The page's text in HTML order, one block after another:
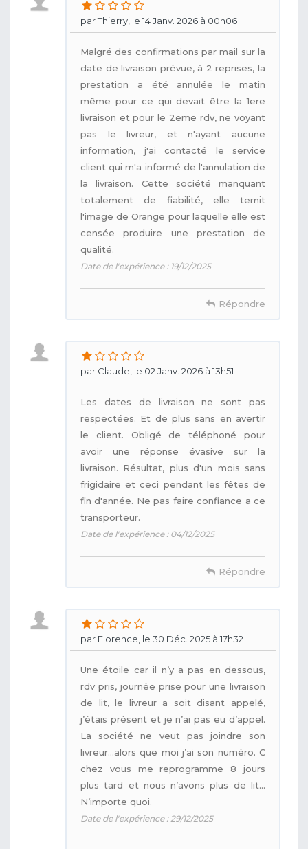
par Thierry, le 14 Janv. 2026 à 00h06
Malgré des confirmations par mail sur la
date de livraison prévue, à 2 reprises, la
prestation a été annulée le matin
même pour ce qui devait être la 1ere
livraison et pour le 2eme rdv, ne voyant
pas le livreur, et n'ayant aucune
information, j'ai contacté le service
client qui m'a informé de l'annulation de
la livraison. Cette société manquant
totalement de fiabilité, elle ternit
l'image de Orange pour laquelle elle est
censée produire une prestation de
qualité.
Date de l'expérience : 19/12/2025
Répondre
par Claude, le 02 Janv. 2026 à 13h51
Les dates de livraison ne sont pas
respectées. Et de plus sans en avertir
le client. Obligé de téléphoné pour
avoir une réponse évasive sur la
livraison. Résultat, plus d'un mois sans
frigidaire et ceci pendant les fêtes de
fin d'année. Ne pas faire confiance a ce
transporteur.
Date de l'expérience : 04/12/2025
Répondre
par Florence, le 30 Déc. 2025 à 17h32
Une étoile car il n’y a pas en dessous,
rdv pris, journée prise pour une livraison
de lit, le livreur a soit disant appelé,
j’étais présent et je n’ai pas eu d’appel.
La société ne veut pas joindre son
livreur…alors que moi j’ai son numéro. C
chez vous me reprogramme 8 jours
plus tard et nous n’avons plus de lit…
N’importe quoi.
Date de l'expérience : 29/12/2025